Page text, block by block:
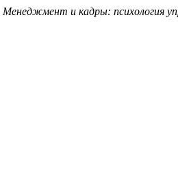
Менеджмент и кадры: психология